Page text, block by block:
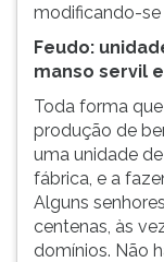
modificando-se
Feudo:
manso servil
Toda forma
produção de
uma unidade
fábrica, e a
Alguns
centenas, às
domínios. Não